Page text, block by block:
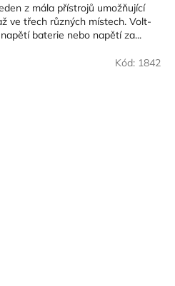
z mála přístrojů umožňující
ve třech různých místech. Volt-
baterie nebo napětí za...
Kód: 1842